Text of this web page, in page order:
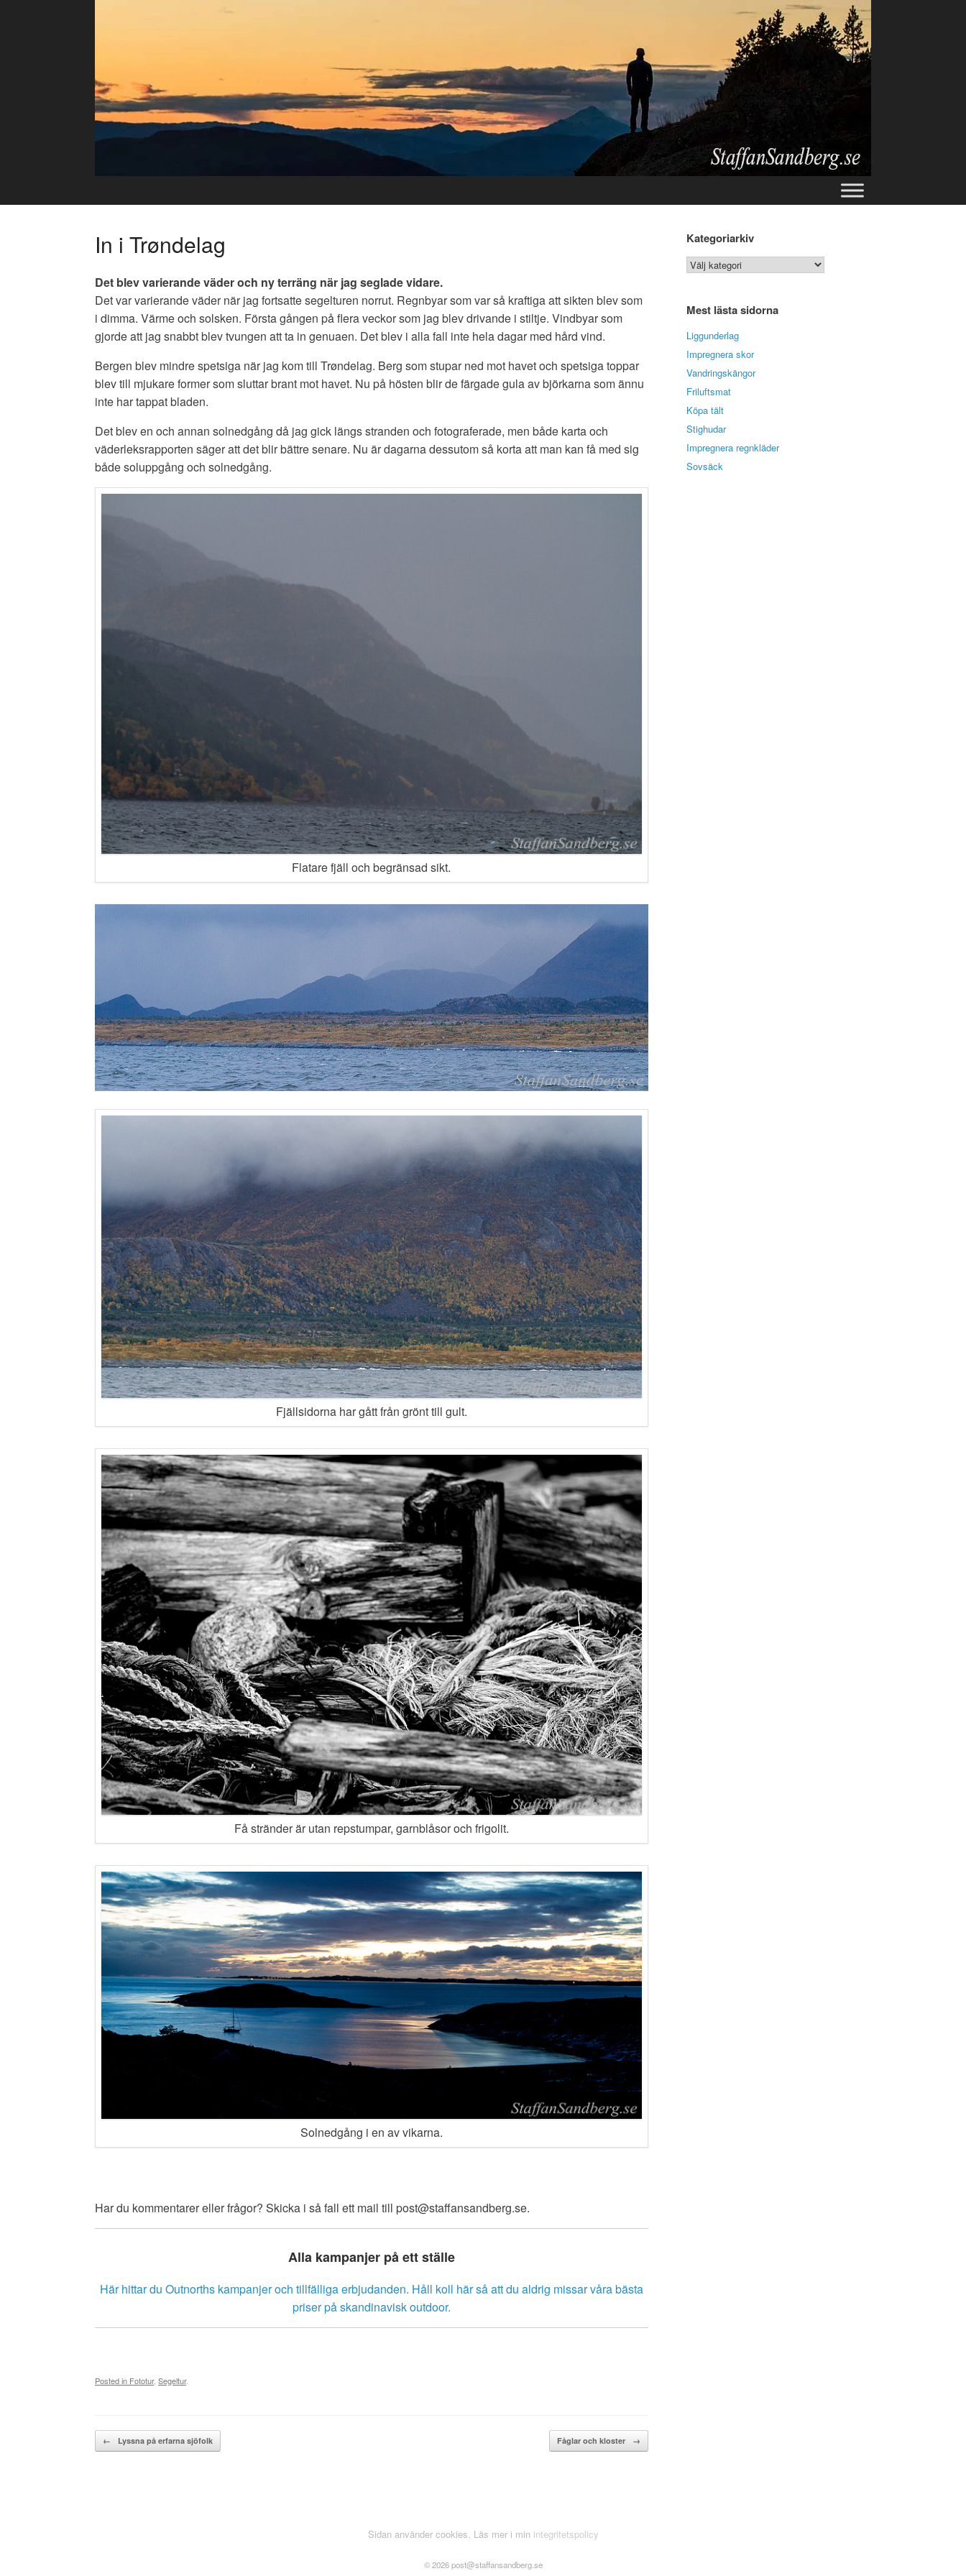
In i Trøndelag
Det blev varierande väder och ny terräng när jag seglade vidare.
Det var varierande väder när jag fortsatte segelturen norrut. Regnbyar som var så kraftiga att sikten blev som
i dimma. Värme och solsken. Första gången på flera veckor som jag blev drivande i stiltje. Vindbyar som
gjorde att jag snabbt blev tvungen att ta in genuaen. Det blev i alla fall inte hela dagar med hård vind.
Bergen blev mindre spetsiga när jag kom till Trøndelag. Berg som stupar ned mot havet och spetsiga toppar
blev till mjukare former som sluttar brant mot havet. Nu på hösten blir de färgade gula av björkarna som ännu
inte har tappat bladen.
Det blev en och annan solnedgång då jag gick längs stranden och fotograferade, men både karta och
väderleksrapporten säger att det blir bättre senare. Nu är dagarna dessutom så korta att man kan få med sig
både soluppgång och solnedgång.
Flatare fjäll och begränsad sikt.
Fjällsidorna har gått från grönt till gult.
Få stränder är utan repstumpar, garnblåsor och frigolit.
Solnedgång i en av vikarna.
Har du kommentarer eller frågor? Skicka i så fall ett mail till post@staffansandberg.se.
Alla kampanjer på ett ställe
Här hittar du Outnorths kampanjer och tillfälliga erbjudanden. Håll koll här så att du aldrig missar våra bästa
priser på skandinavisk outdoor.
Posted in Fototur, Segeltur.
Post navigation
← Lyssna på erfarna sjöfolk Fåglar och kloster →
Kategoriarkiv
Kategoriarkiv
Mest lästa sidorna
Liggunderlag
Impregnera skor
Vandringskängor
Friluftsmat
Köpa tält
Stighudar
Impregnera regnkläder
Sovsäck
Sidan använder cookies. Läs mer i min integritetspolicy
© 2026 post@staffansandberg.se